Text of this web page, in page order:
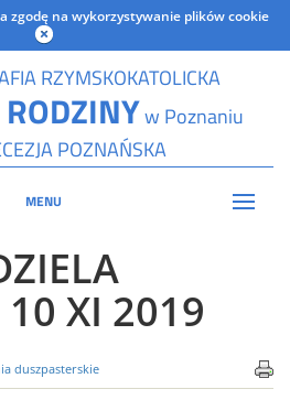
zgodę na wykorzystywanie plików cookie
w Poznaniu
POZNAŃSKA
MENU
10 XI 2019
duszpasterskie